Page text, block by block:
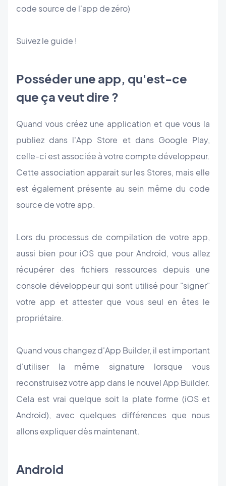
code source de l'app de zéro)
Suivez le guide !
Posséder une app, qu'est-ce
que ça veut dire ?
Quand vous créez une application et que vous la
publiez dans l'App Store et dans Google Play,
celle-ci est associée à votre compte développeur.
Cette association apparait sur les Stores, mais elle
est également présente au sein même du code
source de votre app.
Lors du processus de compilation de votre app,
aussi bien pour iOS que pour Android, vous allez
récupérer des fichiers ressources depuis une
console développeur qui sont utilisé pour "signer"
votre app et attester que vous seul en êtes le
propriétaire.
Quand vous changez d'App Builder, il est important
d'utiliser la même signature lorsque vous
reconstruisez votre app dans le nouvel App Builder.
Cela est vrai quelque soit la plate forme (iOS et
Android), avec quelques différences que nous
allons expliquer dès maintenant.
Android